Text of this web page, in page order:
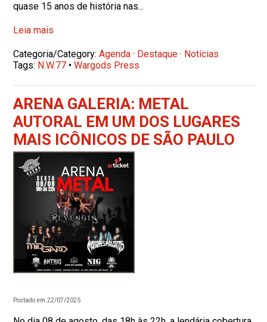
quase 15 anos de história nas...
Leia mais
Categoria/Category:Agenda · Destaque · Notícias
Tags: N.W.77 •Wargods Press
ARENA GALERIA: METAL
AUTORAL EM UM DOS LUGARES
MAIS ICÔNICOS DE SÃO PAULO
Postado em 22/07/2025